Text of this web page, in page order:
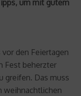
um mit gutem
den Feiertagen
Fest beherzter
greifen. Das muss
weihnachtlichen